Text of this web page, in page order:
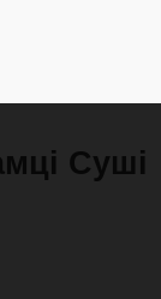
Суші